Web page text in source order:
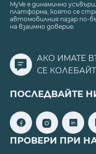
MyVe е динамично
платформа, която се
автомобилния пазар по-
на взаимно доверие.
АКО ИМАТЕ
СЕ
ПОСЛЕДВАЙТЕ
ПРОВЕРИ ПРИ